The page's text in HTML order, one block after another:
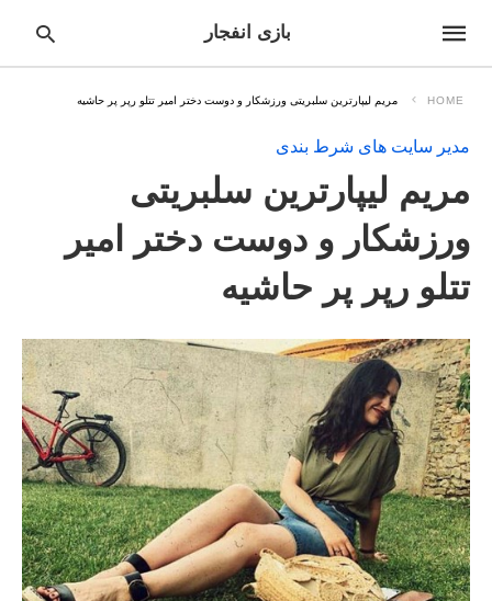
بازی انفجار
HOME مریم لیپارترین سلبریتی ورزشکار و دوست دختر امیر تتلو رپر پر حاشیه
مدیر سایت های شرط بندی
مریم لیپارترین سلبریتی
ورزشکار و دوست دختر امیر
تتلو رپر پر حاشیه